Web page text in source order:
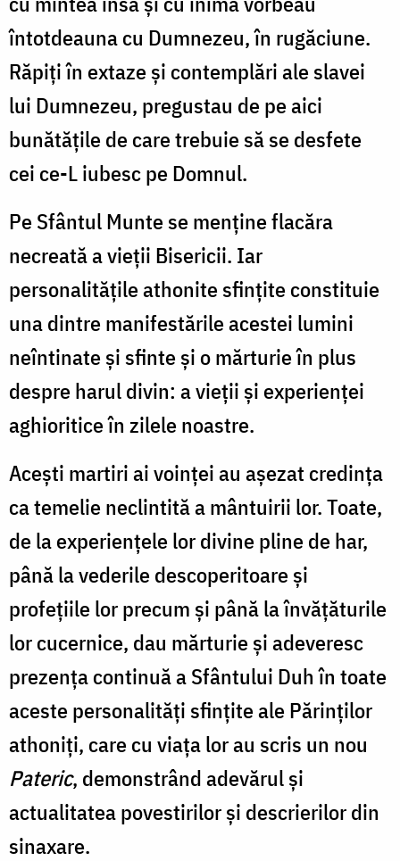
întotdeauna cu Dumnezeu, în rugăciune.
Răpiți în extaze și contemplări ale slavei
lui Dumnezeu, pregustau de pe aici
bunătățile de care trebuie să se desfete
cei ce-L iubesc pe Domnul.
Pe Sfântul Munte se menține flacăra
necreată a vieții Bisericii. Iar
personalitățile athonite sfințite constituie
una dintre manifestările acestei lumini
neîntinate și sfinte și o mărturie în plus
despre harul divin: a vieții și experienței
aghioritice în zilele noastre.
Acești martiri ai voinței au așezat credința
ca temelie neclintită a mântuirii lor. Toate,
de la experiențele lor divine pline de har,
până la vederile descoperitoare și
profețiile lor precum și până la învățăturile
lor cucernice, dau mărturie și adeveresc
prezența continuă a Sfântului Duh în toate
aceste personalități sfințite ale Părinților
athoniți, care cu viața lor au scris un nou
Pateric, demonstrând adevărul și
actualitatea povestirilor și descrierilor din
sinaxare.